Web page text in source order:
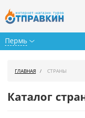
Пермь
ГЛАВНАЯ СТРАНЫ
Каталог